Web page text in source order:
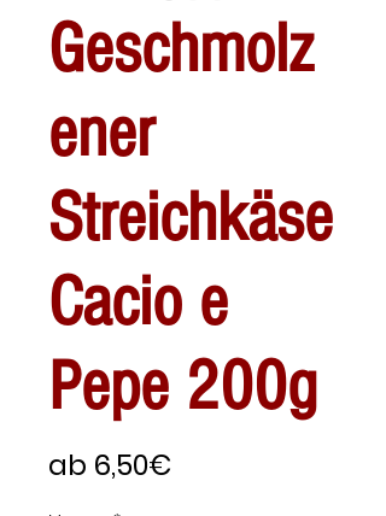
Geschmolz
ener
Streichkäse
Cacio e
Pepe 200g
ab 6,50€